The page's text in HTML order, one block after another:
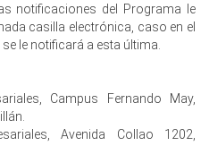
notificaciones del Programa le
casilla electrónica, caso en el
le notificará a esta última.
Campus Fernando May,
Avenida Collao 1202,